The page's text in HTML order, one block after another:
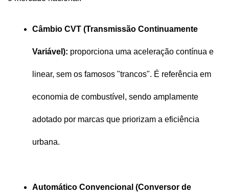
Câmbio CVT (Transmissão Continuamente
Variável): proporciona uma aceleração contínua e
linear, sem os famosos "trancos". É referência em
economia de combustível, sendo amplamente
adotado por marcas que priorizam a eficiência
urbana.
Automático Convencional (Conversor de